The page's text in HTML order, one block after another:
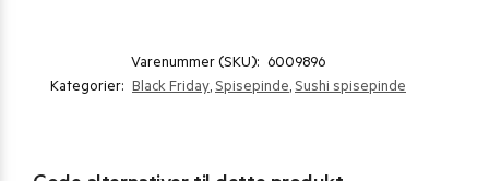
Varenummer (SKU): 6009896
Kategorier: Black Friday, Spisepinde, Sushi spisepinde